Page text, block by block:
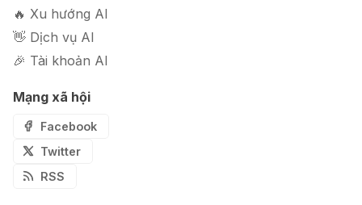
🔥 Xu hướng AI
👋 Dịch vụ AI
🎉 Tài khoản AI
Mạng xã hội
Facebook
Twitter
RSS